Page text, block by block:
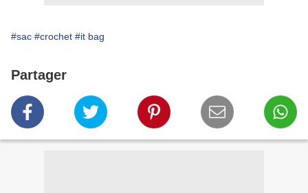
#sac #crochet #it bag
Partager